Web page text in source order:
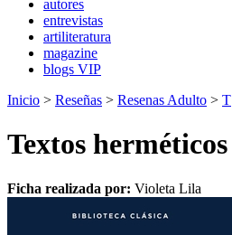
autores
entrevistas
artiliteratura
magazine
blogs VIP
Inicio > Reseñas > Resenas Adulto > T
Textos herméticos
Ficha realizada por: Violeta Lila